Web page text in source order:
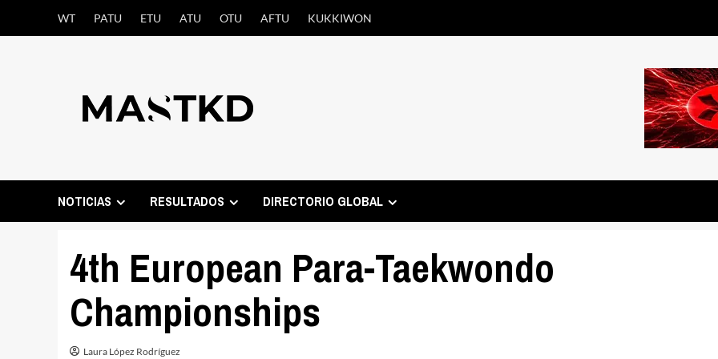
WT PATU ETU ATU OTU AFTU KUKKIWON
NOTICIAS RESULTADOS DIRECTORIO GLOBAL
4th European Para-Taekwondo
Championships
Laura López Rodríguez